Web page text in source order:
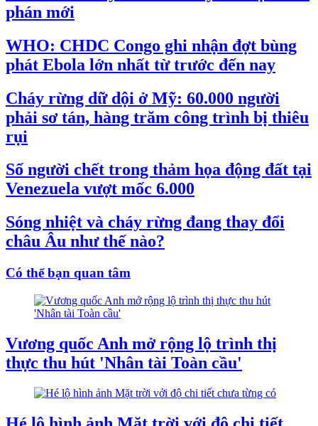
phán mới
WHO: CHDC Congo ghi nhận đợt bùng
phát Ebola lớn nhất từ trước đến nay
Cháy rừng dữ dội ở Mỹ: 60.000 người
phải sơ tán, hàng trăm công trình bị thiêu
rụi
Số người chết trong thảm họa động đất tại
Venezuela vượt mốc 6.000
Sóng nhiệt và cháy rừng đang thay đổi
châu Âu như thế nào?
Có thể bạn quan tâm
Vương quốc Anh mở rộng lộ trình thị
thực thu hút 'Nhân tài Toàn cầu'